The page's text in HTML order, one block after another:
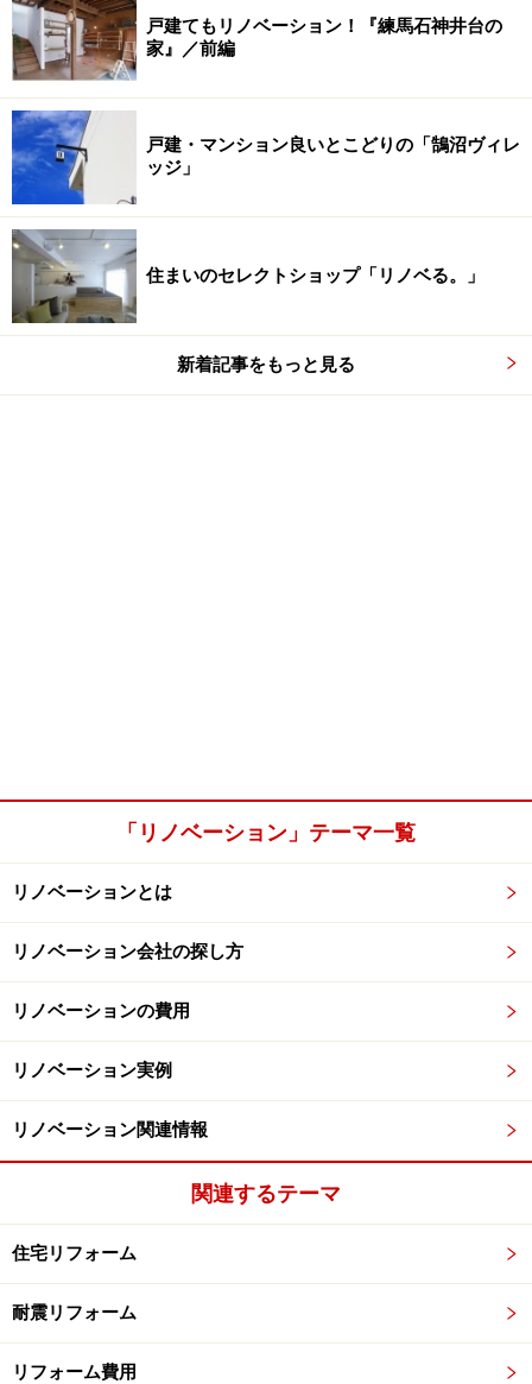
戸建てもリノベーション！『練馬石神井台の
家』／前編
戸建・マンション良いとこどりの「鵠沼ヴィレ
ッジ」
住まいのセレクトショップ「リノベる。」
新着記事をもっと見る
「リノベーション」テーマ一覧
リノベーションとは
リノベーション会社の探し方
リノベーションの費用
リノベーション実例
リノベーション関連情報
関連するテーマ
住宅リフォーム
耐震リフォーム
リフォーム費用